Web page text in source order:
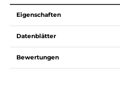
Eigenschaften
Datenblätter
Bewertungen